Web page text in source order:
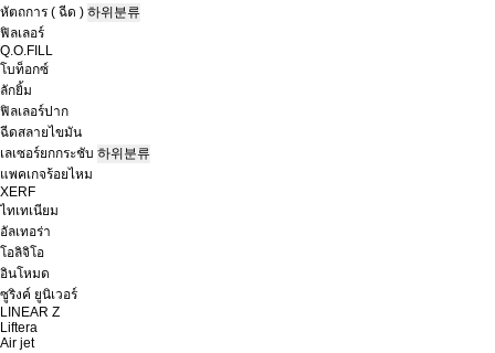
หัตถการ ( ฉีด ) 하위분류
ฟิลเลอร์
Q.O.FILL
โบท็อกซ์
ลักยิ้ม
ฟิลเลอร์ปาก
ฉีดสลายไขมัน
เลเซอร์ยกกระชับ 하위분류
แพคเกจร้อยไหม
XERF
ไทเทเนียม
อัลเทอร่า
โอลิจิโอ
อินโหมด
ซูริงค์ ยูนิเวอร์
LINEAR Z
Liftera
Air jet